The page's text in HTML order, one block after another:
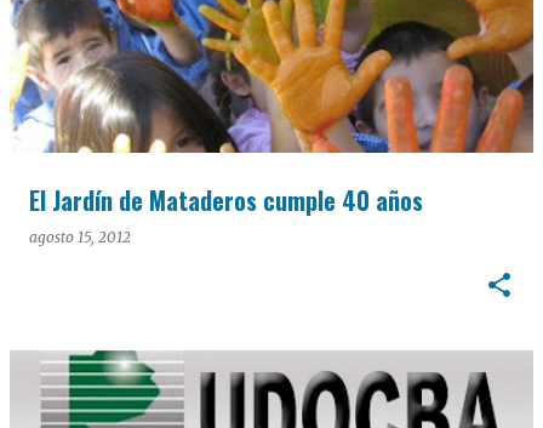
El Jardín de Mataderos cumple 40 años
agosto 15, 2012